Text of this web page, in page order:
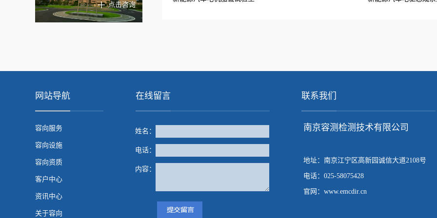
点击咨询
网站导航 在线留言 联系我们
容向服务
容向设施
容向资质
客户中心
资讯中心
关于容向
姓名：
电话：
内容：
南京容测检测技术有限公司
地址：南京江宁区高新园诚信大道2108号
电话：025-58075428
官网：www.emcdir.cn